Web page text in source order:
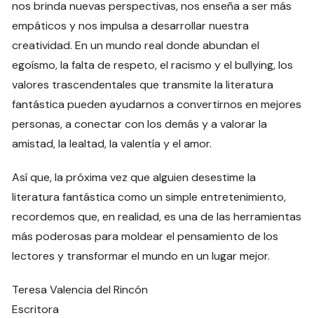
nos brinda nuevas perspectivas, nos enseña a ser más
empáticos y nos impulsa a desarrollar nuestra
creatividad. En un mundo real donde abundan el
egoísmo, la falta de respeto, el racismo y el bullying, los
valores trascendentales que transmite la literatura
fantástica pueden ayudarnos a convertirnos en mejores
personas, a conectar con los demás y a valorar la
amistad, la lealtad, la valentía y el amor.
Así que, la próxima vez que alguien desestime la
literatura fantástica como un simple entretenimiento,
recordemos que, en realidad, es una de las herramientas
más poderosas para moldear el pensamiento de los
lectores y transformar el mundo en un lugar mejor.
Teresa Valencia del Rincón
Escritora